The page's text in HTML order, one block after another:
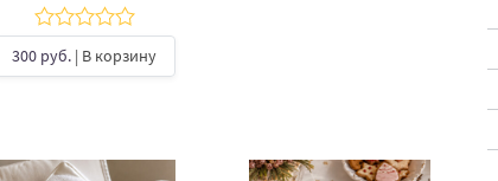
300 руб. | В корзину